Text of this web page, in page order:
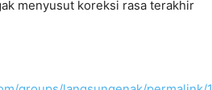
menyusut koreksi rasa terakhir